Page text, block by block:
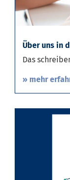
Über uns in
Das
» mehr